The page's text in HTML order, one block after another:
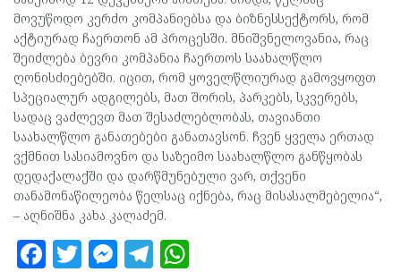
მოვუწოდო კერძო კომპანიებსა და ბიზნესსექტორს, რომ
აქტიურად ჩაერთონ ამ პროცესში. მნიშვნელოვანია, რაც
შეიძლება ბევრი კომპანია ჩაერთოს საახალწლო
ღონისძიებებში. იცით, რომ ყოველწლიურად გამოვყოფთ
სპეციალურ ადგილებს, მათ შორის, პარკებს, სკვერებს,
სადაც ვაძლევთ მათ შესაძლებლობას, თავიანთი
საახალწლო განათებები განათავსონ. ჩვენ ყველა ერთად
ვქმნით სასიამოვნო და საზეიმო საახალწლო განწყობას
დედაქალაქში და დარწმუნებული ვარ, თქვენი
თანამონაწილეობა წელსაც იქნება, რაც მისასალმებელია“,
– აღნიშნა კახა კალაძემ.
F T M T